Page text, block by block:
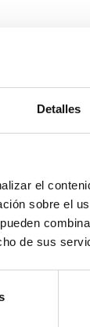
Detalles
el
sobre el
de sus